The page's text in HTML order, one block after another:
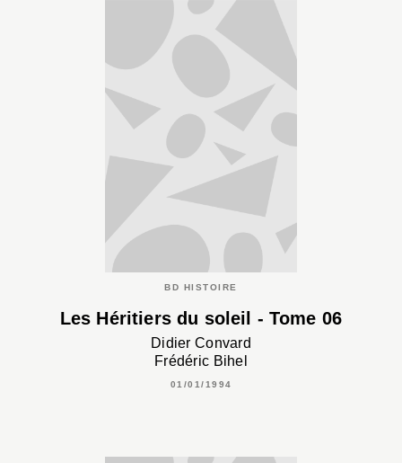
BD HISTOIRE
Les Héritiers du soleil - Tome 06
Didier Convard
Frédéric Bihel
01/01/1994